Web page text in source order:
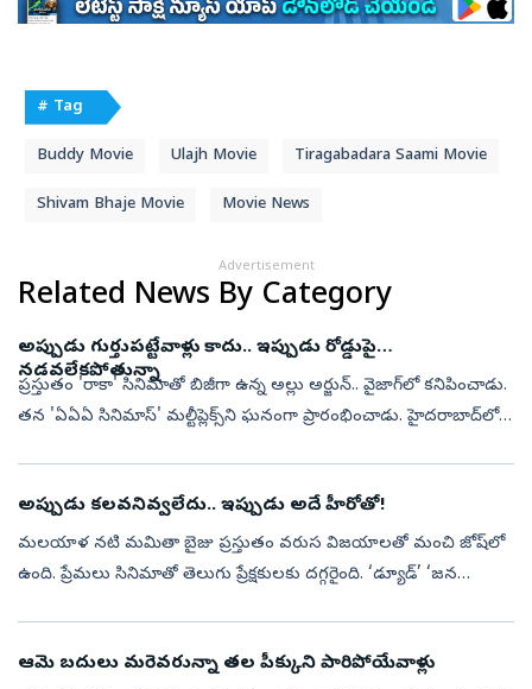
# Tag
Buddy Movie Ulajh Movie Tiragabadara Saami Movie
Shivam Bhaje Movie Movie News
Advertisement
Related News By Category
అప్పుడు గుర్తుపట్టేవాళ్లు కాదు.. ఇప్పుడు రోడ్డుపై
నడవలేకపోతున్నా
ప్రస్తుతం 'రాకా' సినిమాతో బిజీగా ఉన్న అల్లు అర్జున్.. వైజాగ్‍‌లో కనిపించాడు.
తన 'ఏఏఏ సినిమాస్' మల్టీప్లెక్స్‌ని ఘనంగా ప్రారంభించాడు. హైదరాబాద్‌లో
అప్పుడు కలవనివ్వలేదు.. ఇప్పుడు అదే హీరోతో!
మలయాళ నటి మమితా బైజు ప్రస్తుతం వరుస విజయాలతో మంచి జోష్‌లో
ఉంది. ప్రేమలు సినిమాతో తెలుగు ప్రేక్షకులకు దగ్గరైంది. ‘డ్యూడ్‌’ ‘జన
ఆమె బదులు మరెవరున్నా తల పీక్కుని పారిపోయేవాళ్లు